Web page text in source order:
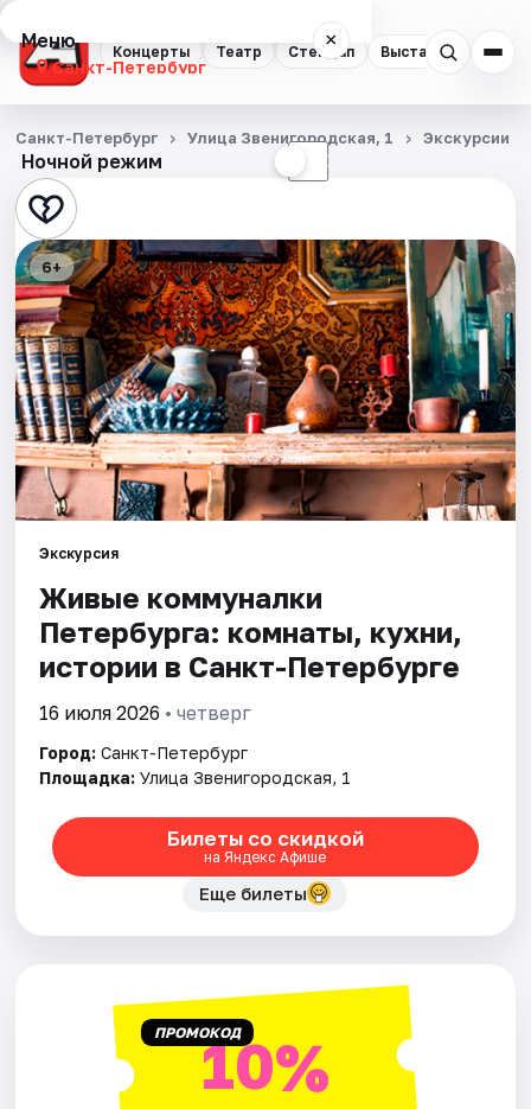
Концерты Театр Стендап Выставки
Меню ×
Санкт-Петербург
Концерты
Театр
Стендап
Выставки
Квесты
Экскурсии
Спорт
События
Города
Площадки
Артисты
Рейтинги
Ночной режим ☾
Санкт-Петербург Улица Звенигородская, 1 Экскурсии
6+
Экскурсия
Живые коммуналки
Петербурга: комнаты, кухни,
истории в Санкт-Петербурге
16 июля 2026 • четверг
Город: Санкт-Петербург
Площадка: Улица Звенигородская, 1
Билеты со скидкой
на Яндекс Афише
Еще билеты
ПРОМОКОД10%